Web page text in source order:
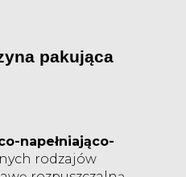
pakująca
napełniająco-
rodzajów